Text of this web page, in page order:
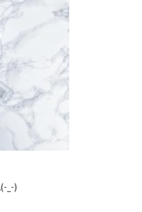
_-)